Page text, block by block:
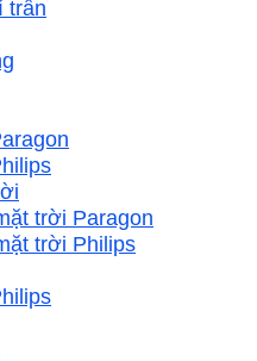
trần
trời Paragon
trời Philips